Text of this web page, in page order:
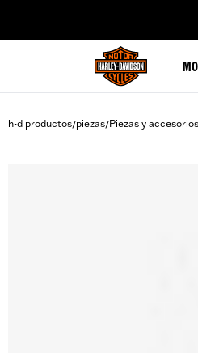
h-d productos/piezas/Piezas y